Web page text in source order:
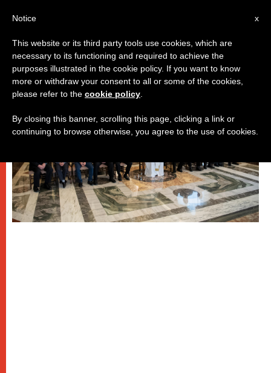
PAPI
x
Notice
This website or its third party tools use cookies, which are
necessary to its functioning and required to achieve the
purposes illustrated in the cookie policy. If you want to know
more or withdraw your consent to all or some of the cookies,
please refer to the cookie policy
By closing this banner, scrolling this page, clicking a link or
continuing to browse otherwise, you agree to the use of cookies.